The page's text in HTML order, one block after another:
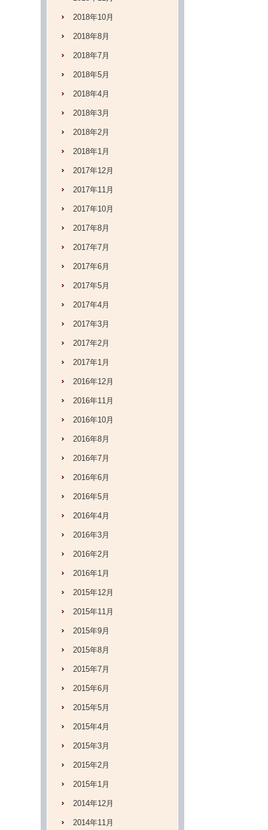
2018年10月
2018年8月
2018年7月
2018年5月
2018年4月
2018年3月
2018年2月
2018年1月
2017年12月
2017年11月
2017年10月
2017年8月
2017年7月
2017年6月
2017年5月
2017年4月
2017年3月
2017年2月
2017年1月
2016年12月
2016年11月
2016年10月
2016年8月
2016年7月
2016年6月
2016年5月
2016年4月
2016年3月
2016年2月
2016年1月
2015年12月
2015年11月
2015年9月
2015年8月
2015年7月
2015年6月
2015年5月
2015年4月
2015年3月
2015年2月
2015年1月
2014年12月
2014年11月